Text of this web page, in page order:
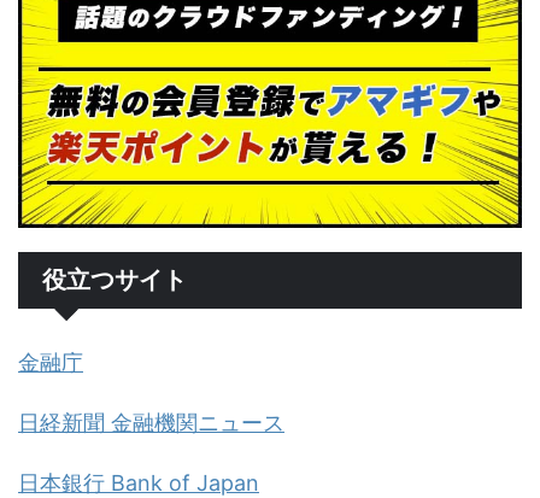
役立つサイト
金融庁
日経新聞 金融機関ニュース
日本銀行 Bank of Japan